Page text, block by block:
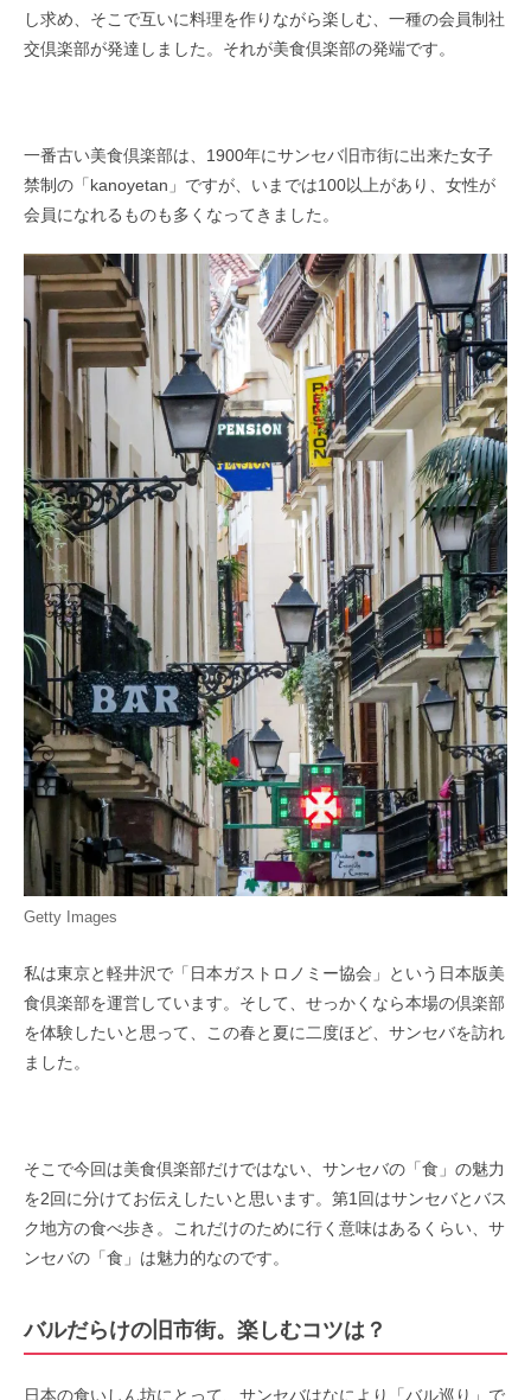
し求め、そこで互いに料理を作りながら楽しむ、一種の会員制社
交倶楽部が発達しました。それが美食倶楽部の発端です。
一番古い美食倶楽部は、1900年にサンセバ旧市街に出来た女子
禁制の「kanoyetan」ですが、いまでは100以上があり、女性が
会員になれるものも多くなってきました。
Getty Images
私は東京と軽井沢で「日本ガストロノミー協会」という日本版美
食倶楽部を運営しています。そして、せっかくなら本場の倶楽部
を体験したいと思って、この春と夏に二度ほど、サンセバを訪れ
ました。
そこで今回は美食倶楽部だけではない、サンセバの「食」の魅力
を2回に分けてお伝えしたいと思います。第1回はサンセバとバス
ク地方の食べ歩き。これだけのために行く意味はあるくらい、サ
ンセバの「食」は魅力的なのです。
バルだらけの旧市街。楽しむコツは？
日本の食いしん坊にとって、サンセバはなにより「バル巡り」で